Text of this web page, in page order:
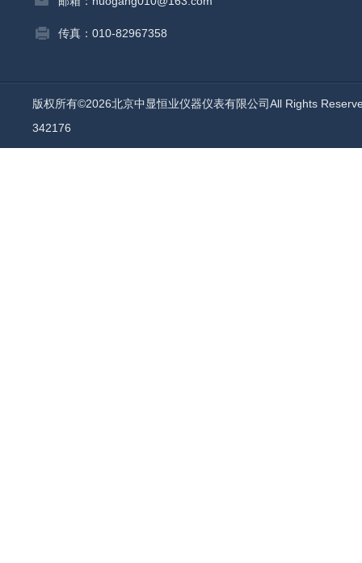
传真：010-82967358
版权所有©2026北京中显恒业仪器仪表有限公司All Rights
342176